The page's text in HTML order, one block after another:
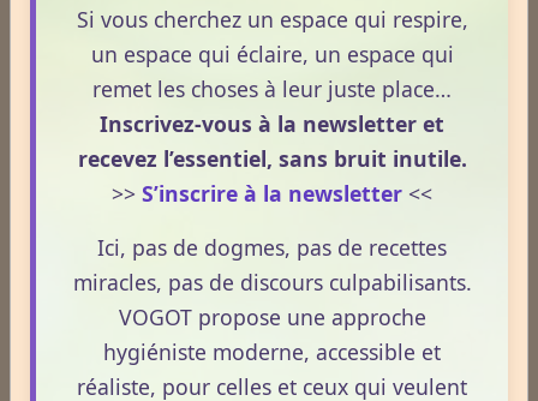
Dernières newsletters
Newsletter #313 - juillet 2026
Newsletter #312 - juin 2026
Newsletter #311 - mai 2026
Newsletter #309 - mars 2026
ESPACE PUBLICITAIRE
Si vous cherchez un espace qui respire,
un espace qui éclaire, un espace qui
remet les choses à leur juste place…
Inscrivez-vous à la newsletter et
recevez l’essentiel, sans bruit inutile.
>> S’inscrire à la newsletter <<
Ici, pas de dogmes, pas de recettes
miracles, pas de discours culpabilisants.
VOGOT propose une approche
hygiéniste moderne, accessible et
réaliste, pour celles et ceux qui veulent